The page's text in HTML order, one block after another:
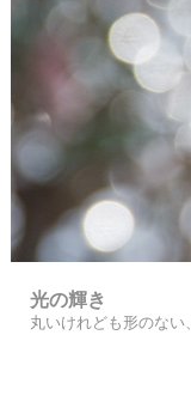
光の輝き
丸いけれども形のない